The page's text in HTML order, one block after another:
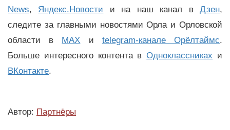
News, Яндекс.Новости и на наш канал вДзен,
следите за главными новостями Орла и Орловской
области в MAX и telegram-канале Орёлтаймс.
Больше интересного контента вОдноклассниках и
ВКонтакте.
Автор: Партнёры